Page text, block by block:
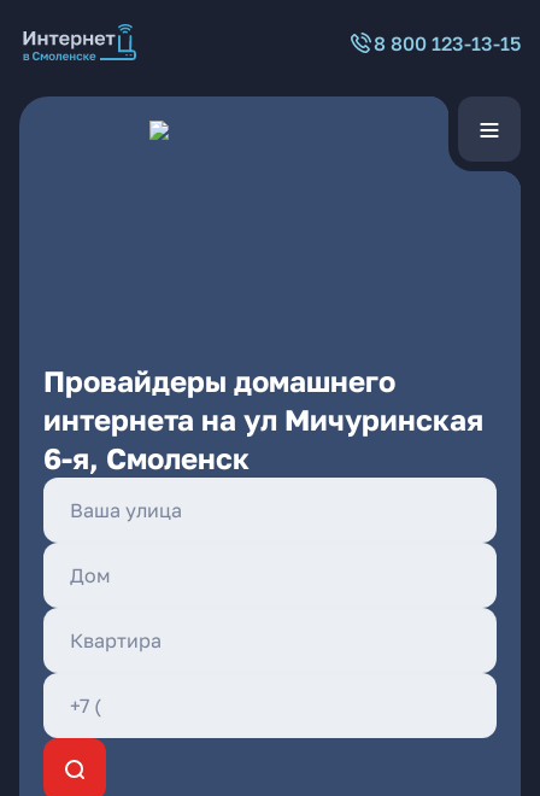
8 800 123-13-15
Провайдеры домашнего
интернета на ул Мичуринская
6-я, Смоленск